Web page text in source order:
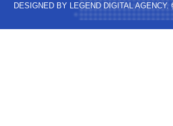
DESIGNED BY LEGEND DIGITAL AGENCY.